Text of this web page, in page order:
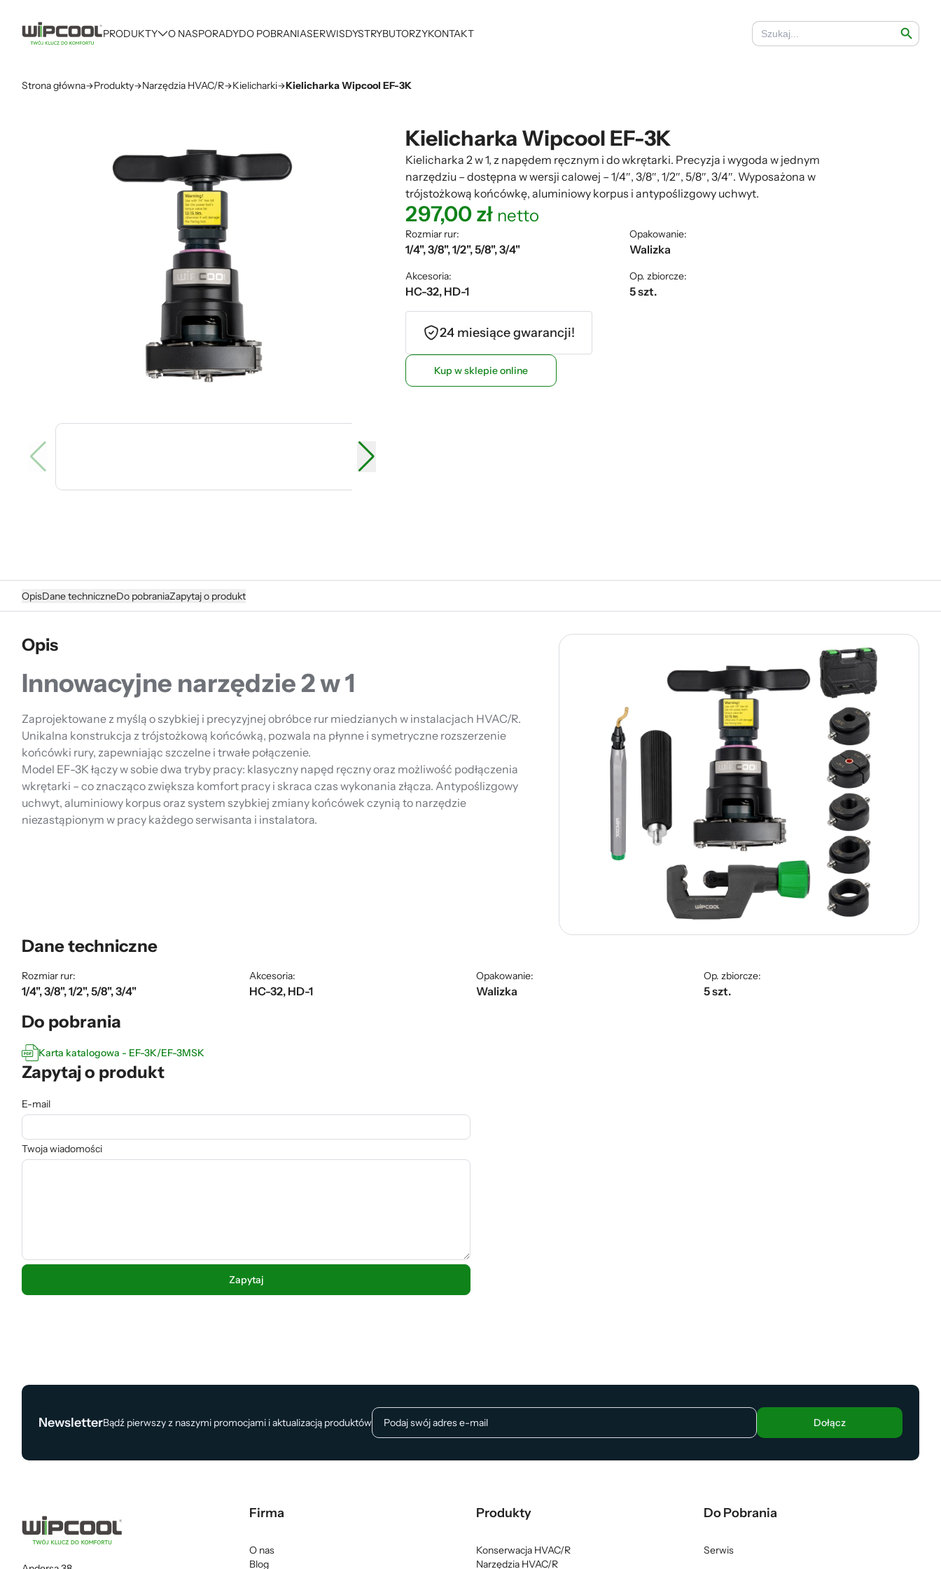
PRODUKTY O NASPORADYDO POBRANIASERWISDYSTRYBUTORZYKONTAKT
Search
for:
Search Button
Strona główna Produkty Narzędzia HVAC/R Kielicharki Kielicharka Wipcool EF-3K
Kielicharka Wipcool EF-3K
Kielicharka 2 w 1, z napędem ręcznym i do wkrętarki. Precyzja i wygoda w jednym
narzędziu – dostępna w wersji calowej – 1/4″, 3/8″, 1/2″, 5/8″, 3/4″. Wyposażona w
trójstożkową końcówkę, aluminiowy korpus i antypoślizgowy uchwyt.
297,00zł netto
Rozmiar rur:
1/4", 3/8", 1/2", 5/8", 3/4"
Akcesoria:
HC-32, HD-1
Opakowanie:
Walizka
Op. zbiorcze:
5 szt.
24 miesiące gwarancji!
Kup w sklepie online
OpisDane techniczneDo pobraniaZapytaj o produkt
Opis
Innowacyjne narzędzie 2 w 1
Zaprojektowane z myślą o szybkiej i precyzyjnej obróbce rur miedzianych w instalacjach HVAC/R.
Unikalna konstrukcja z trójstożkową końcówką, pozwala na płynne i symetryczne rozszerzenie
końcówki rury, zapewniając szczelne i trwałe połączenie.
Model EF-3K łączy w sobie dwa tryby pracy: klasyczny napęd ręczny oraz możliwość podłączenia
wkrętarki – co znacząco zwiększa komfort pracy i skraca czas wykonania złącza. Antypoślizgowy
uchwyt, aluminiowy korpus oraz system szybkiej zmiany końcówek czynią to narzędzie
niezastąpionym w pracy każdego serwisanta i instalatora.
Dane techniczne
Rozmiar rur:
1/4", 3/8", 1/2", 5/8", 3/4"
Akcesoria:
HC-32, HD-1
Opakowanie:
Walizka
Op. zbiorcze:
5 szt.
Do pobrania
Karta katalogowa - EF-3K/EF-3MSK
Zapytaj o produkt
E-mail
Twoja wiadomości
NewsletterBądź pierwszy z naszymi promocjami i aktualizacją produktów Dołącz
Firma
O nas
Blog
Produkty
Konserwacja HVAC/R
Narzędzia HVAC/R
Do Pobrania
Serwis